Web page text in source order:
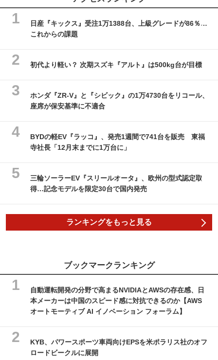
日産『キックス』受注1万1388台、上級グレードが86％…
これからの課題
初代より軽い？ 次期スズキ『アルト』は500kg台が目標
ホンダ『ZR-V』と『シビック』の1万4730台をリコール、
座席が保安基準に不適合
BYDの軽EV『ラッコ』、発売1週間で741台を販売 東福
寺社長「12月末までに1万台に」
三輪ソーラーEV『スリールオータ』、欧州の型式認定取
得…記念モデルを限定30台で国内発売
ランキングをもっと見る
ブックマークランキング
自動運転開発の分野で高まるNVIDIAとAWSの存在感、日
本メーカーは中国のスピード感に対抗できるのか【AWS
オートモーティブ AI イノベーション フォーラム】
KYB、パワースポーツ車両向けEPSを米ポラリス社のオフ
ロードビークルに展開